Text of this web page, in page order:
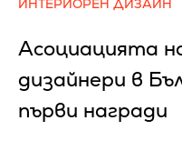
ИНТЕРИОРЕН ДИЗАЙН
Асоциацията
дизайнери в
първи награди